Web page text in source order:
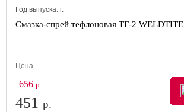
Год выпуска: г.
Смазка-спрей тефлоновая TF-2 WELDTITE
Цена
656р.
451 р.